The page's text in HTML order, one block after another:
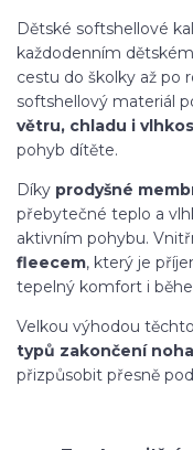
Dětské softshellové
každodenním
cestu do školky až po
softshellový materiál
větru, chladu i
pohyb dítěte.
Díky prodyšné
přebytečné teplo a
aktivním pohybu.
fleecem, který je
tepelný komfort i
Velkou výhodou
typů zakončení
přizpůsobit přesně